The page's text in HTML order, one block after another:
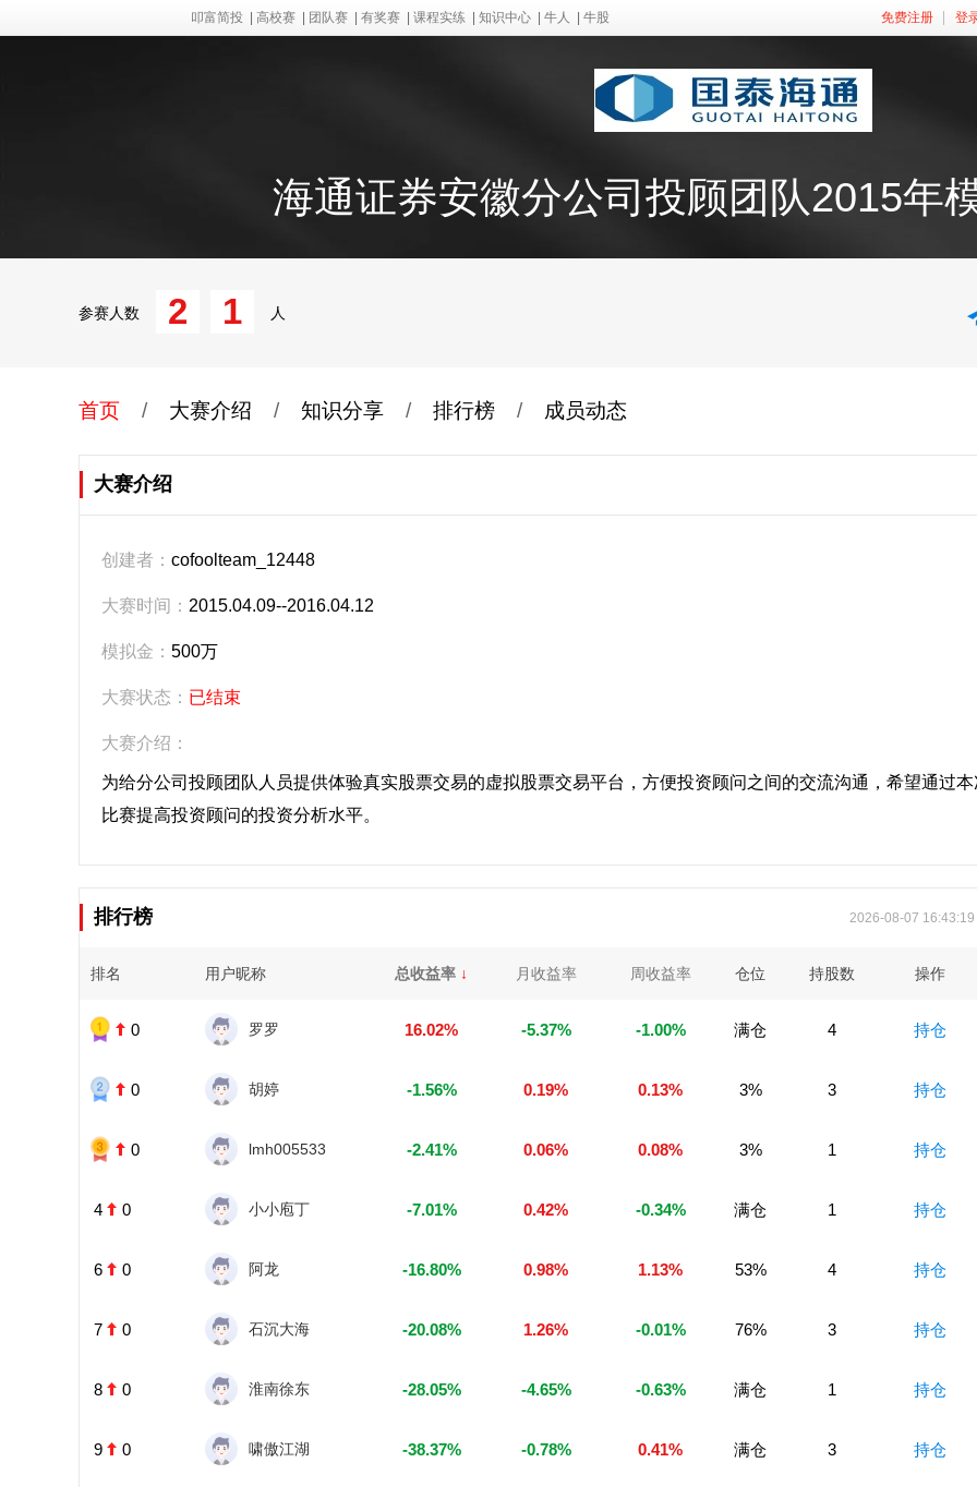
叩富简投 高校赛 团队赛 有奖赛 课程实练 知识中心 牛人 牛股 免费注册 登
海通证券安徽分公司投顾团队2015年
参赛人数 2 1 人
首页 / 大赛介绍 / 知识分享 / 排行榜 / 成员动态
大赛介绍
创建者： cofoolteam_12448
大赛时间： 2015.04.09--2016.04.12
模拟金： 500万
大赛状态： 已结束
大赛介绍：
为给分公司投顾团队人员提供体验真实股票交易的虚拟股票交易平台，方便投资顾问之间的交流沟通，希望通过本
比赛提高投资顾问的投资分析水平。
排行榜 2026-08-07 16:43:19
排名 用户昵称 总收益率 ↓ 月收益率 周收益率 仓位 持股数 操作
0 罗罗 16.02% -5.37% -1.00% 满仓 4 持仓
0 胡婷 -1.56% 0.19% 0.13% 3% 3 持仓
0 lmh005533 -2.41% 0.06% 0.08% 3% 1 持仓
4 0 小小庖丁 -7.01% 0.42% -0.34% 满仓 1 持仓
6 0 阿龙 -16.80% 0.98% 1.13% 53% 4 持仓
7 0 石沉大海 -20.08% 1.26% -0.01% 76% 3 持仓
8 0 淮南徐东 -28.05% -4.65% -0.63% 满仓 1 持仓
9 0 啸傲江湖 -38.37% -0.78% 0.41% 满仓 3 持仓